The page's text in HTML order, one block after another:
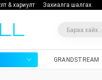
& хариулт Захиалга шалгах
GRANDSTREAM